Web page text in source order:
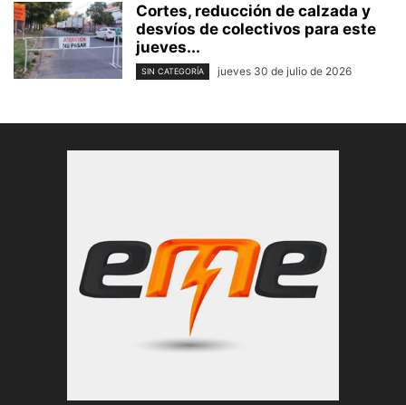
Cortes, reducción de calzada y
desvíos de colectivos para este
jueves...
SIN CATEGORÍA jueves 30 de julio de 2026